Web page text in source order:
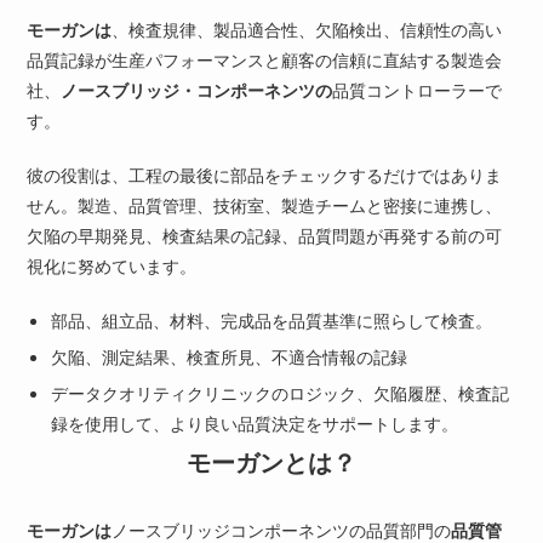
モーガンは、検査規律、製品適合性、欠陥検出、信頼性の高い
品質記録が生産パフォーマンスと顧客の信頼に直結する製造会
社、 ノースブリッジ・コンポーネンツの品質コントローラーで
す。
彼の役割は、工程の最後に部品をチェックするだけではありま
せん。製造、品質管理、技術室、製造チームと密接に連携し、
欠陥の早期発見、検査結果の記録、品質問題が再発する前の可
視化に努めています。
部品、組立品、材料、完成品を品質基準に照らして検査。
欠陥、測定結果、検査所見、不適合情報の記録
データクオリティクリニックのロジック、欠陥履歴、検査記
録を使用して、より良い品質決定をサポートします。
モーガンとは？
モーガンはノースブリッジコンポーネンツの品質部門の品質管